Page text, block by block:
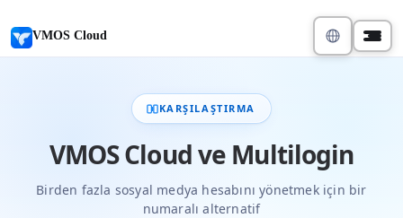
VMOS Cloud
KARŞILAŞTIRMA
VMOS Cloud ve Multilogin
Birden fazla sosyal medya hesabını yönetmek için bir
numaralı alternatif